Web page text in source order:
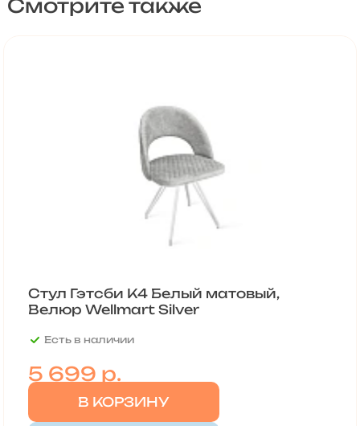
Смотрите также
Стул Гэтсби К4 Белый матовый,
Велюр Wellmart Silver
Есть в наличии
5 699 р.
В КОРЗИНУ